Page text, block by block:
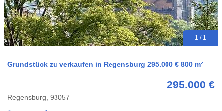
1 / 1
Grundstück zu verkaufen in Regensburg 295.000 € 800 m²
295.000 €
Regensburg, 93057